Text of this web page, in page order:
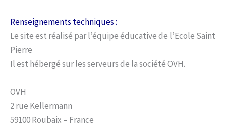
Renseignements techniques :
Le site est réalisé par l’équipe éducative de l’Ecole Saint
Pierre
Il est hébergé sur les serveurs de la société OVH.
OVH
2 rue Kellermann
59100 Roubaix – France